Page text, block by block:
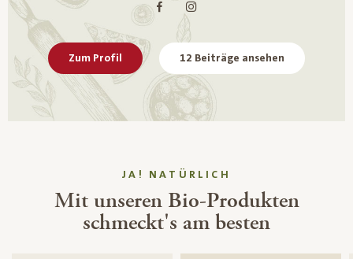
Zum Profil 12 Beiträge ansehen
JA! NATÜRLICH
Mit unseren Bio-Produkten
schmeckt's am besten